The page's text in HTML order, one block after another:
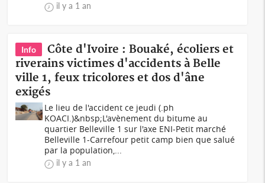
il y a 1 an
Info
Côte d'Ivoire : Bouaké, écoliers et
riverains victimes d'accidents à Belle
ville 1, feux tricolores et dos d'âne
exigés
Le lieu de l'accident ce jeudi (.ph
KOACI.)&nbsp;L'avènement du bitume au
quartier Belleville 1 sur l'axe ENI-Petit marché
Belleville 1-Carrefour petit camp bien que salué
par la population,...
il y a 1 an